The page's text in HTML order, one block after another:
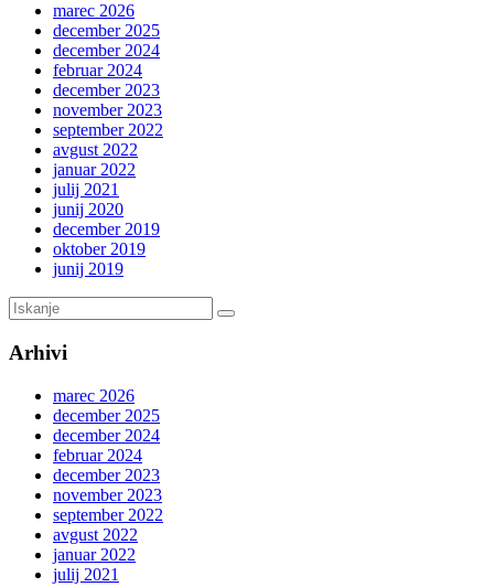
marec 2026
december 2025
december 2024
februar 2024
december 2023
november 2023
september 2022
avgust 2022
januar 2022
julij 2021
junij 2020
december 2019
oktober 2019
junij 2019
Arhivi
marec 2026
december 2025
december 2024
februar 2024
december 2023
november 2023
september 2022
avgust 2022
januar 2022
julij 2021